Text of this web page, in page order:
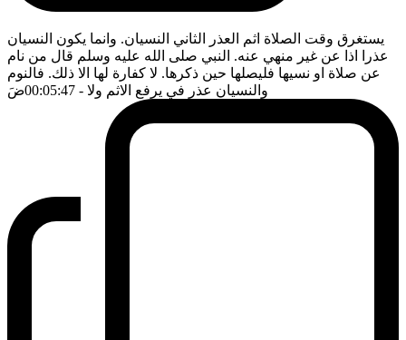
يستغرق وقت الصلاة اثم العذر الثاني النسيان. وانما يكون النسيان
عذرا اذا عن غير منهي عنه. النبي صلى الله عليه وسلم قال من نام
عن صلاة او نسيها فليصلها حين ذكرها. لا كفارة لها الا ذلك. فالنوم
والنسيان عذر في يرفع الاثم ولا - 00:05:47 ضَ